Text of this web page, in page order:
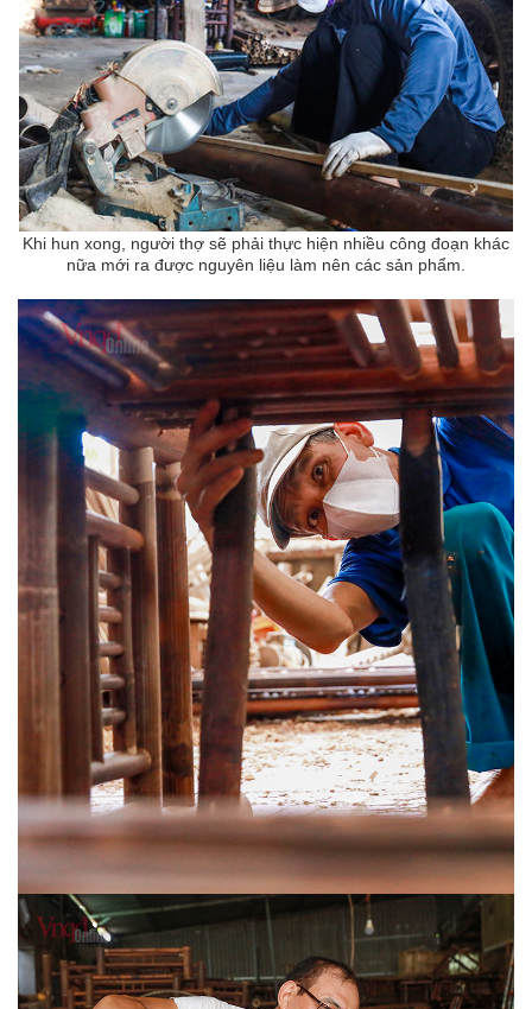
Khi hun xong, người thợ sẽ phải thực hiện nhiều công đoạn khác
nữa mới ra được nguyên liệu làm nên các sản phẩm.